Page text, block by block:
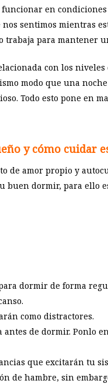
en
sentimos mientras
para mantener
con los
modo que una
Todo esto pone en
y cómo cuidar
de amor propio y
buen dormir, para
dormir de forma
como distractores.
de dormir. Ponlo
que excitarán tu
de hambre, sin